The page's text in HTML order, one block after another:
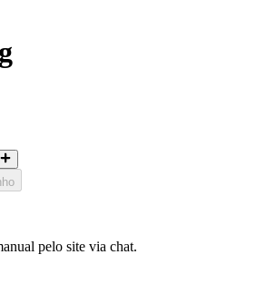
pelo site via chat.